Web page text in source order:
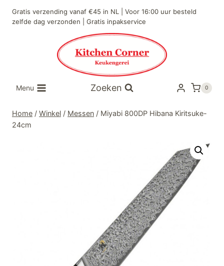
naar
Gratis verzending vanaf €45 in NL | Voor 16:00 uur besteld
zelfde dag verzonden | Gratis inpakservice
Menu Zoeken 0
Home / Winkel / Messen / Miyabi 800DP Hibana Kiritsuke-
24cm